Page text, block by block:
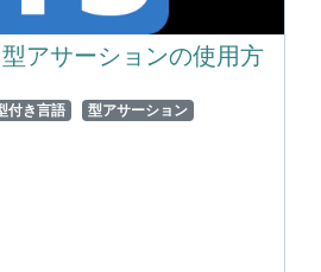
アサーションの使用方
付き言語 型アサーション